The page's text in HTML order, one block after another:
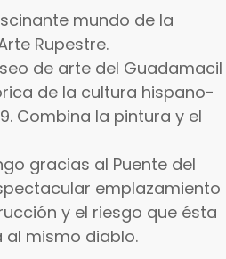
mundo de la
Rupestre.
de arte del Guadamacil
de la cultura hispano-
Combina la pintura y el
gracias al Puente del
emplazamiento
y el riesgo que ésta
al mismo diablo.